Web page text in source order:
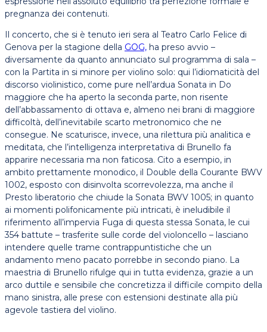
pregnanza dei contenuti.
Il concerto, che si è tenuto ieri sera al Teatro Carlo Felice di
Genova per la stagione della GOG, ha preso avvio –
diversamente da quanto annunciato sul programma di sala –
con la Partita in si minore per violino solo: qui l’idiomaticità del
discorso violinistico, come pure nell’ardua Sonata in Do
maggiore che ha aperto la seconda parte, non risente
dell’abbassamento di ottava e, almeno nei brani di maggiore
difficoltà, dell’inevitabile scarto metronomico che ne
consegue. Ne scaturisce, invece, una rilettura più analitica e
meditata, che l’intelligenza interpretativa di Brunello fa
apparire necessaria ma non faticosa. Cito a esempio, in
ambito prettamente monodico, il Double della Courante BWV
1002, esposto con disinvolta scorrevolezza, ma anche il
Presto liberatorio che chiude la Sonata BWV 1005; in quanto
ai momenti polifonicamente più intricati, è ineludibile il
riferimento all’impervia Fuga di questa stessa Sonata, le cui
354 battute – trasferite sulle corde del violoncello – lasciano
intendere quelle trame contrappuntistiche che un
andamento meno pacato porrebbe in secondo piano. La
maestria di Brunello rifulge qui in tutta evidenza, grazie a un
arco duttile e sensibile che concretizza il difficile compito della
mano sinistra, alle prese con estensioni destinate alla più
agevole tastiera del violino.